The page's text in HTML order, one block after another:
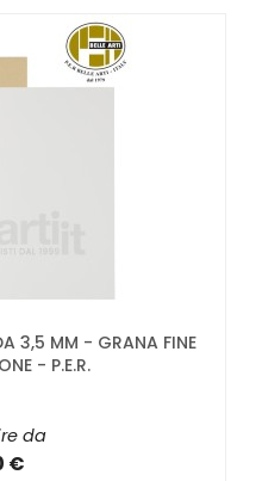
3,5 MM - GRANA FINE
- P.E.R.
da
€